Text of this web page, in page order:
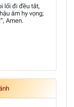
lối đi đều tắt,
âm hy vọng;
Amen.